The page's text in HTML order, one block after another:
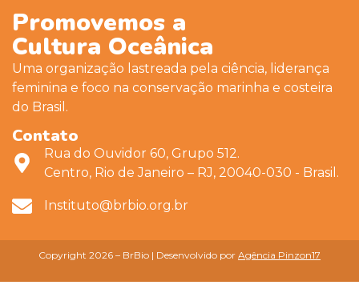
Promovemos a
Cultura Oceânica
Uma organização lastreada pela ciência, liderança
feminina e foco na conservação marinha e costeira
do Brasil.
Contato
Rua do Ouvidor 60, Grupo 512.
Centro, Rio de Janeiro – RJ, 20040-030 - Brasil.
Instituto@brbio.org.br
Copyright 2026 – BrBio | Desenvolvido por Agência Pinzon17